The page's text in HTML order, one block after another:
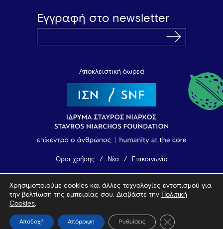
Εγγραφή στο newsletter
Αποκλειστική δωρεά
Όροι χρήσης Νέα Επικοινωνία
© 2026 Vamvakou Revival
Χρησιμοποιούμε cookies και άλλες τεχνολογίες εντοπισμού για
την βελτίωση της εμπειρίας σου. Διαβάστε την
Πολιτική
Cookies.
Αποδοχή Απόρριψη Ρυθμίσεις Κλείσιμο του